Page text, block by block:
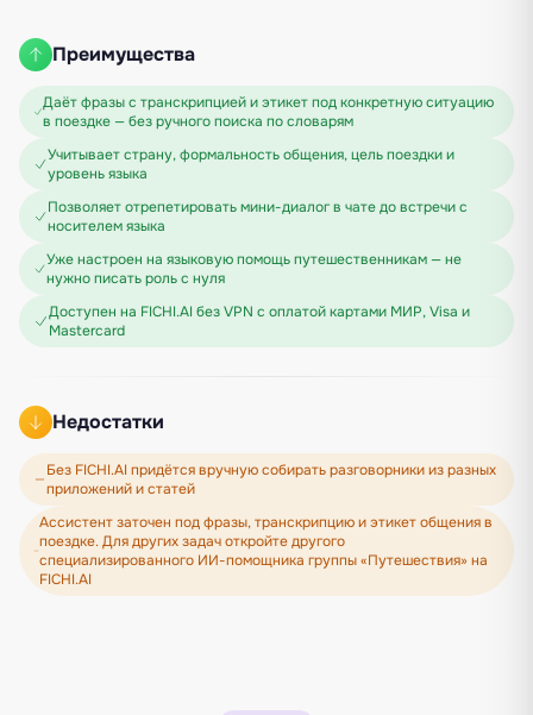
Преимущества
Даёт фразы с транскрипцией и этикет под конкретную ситуацию
в поездке — без ручного поиска по словарям
Учитывает страну, формальность общения, цель поездки и
уровень языка
Позволяет отрепетировать мини-диалог в чате до встречи с
носителем языка
Уже настроен на языковую помощь путешественникам — не
нужно писать роль с нуля
Доступен на FICHI.AI без VPN с оплатой картами МИР, Visa и
Mastercard
Недостатки
Без FICHI.AI придётся вручную собирать разговорники из разных
приложений и статей
Ассистент заточен под фразы, транскрипцию и этикет общения в
поездке. Для других задач откройте другого
специализированного ИИ-помощника группы «Путешествия» на
FICHI.AI